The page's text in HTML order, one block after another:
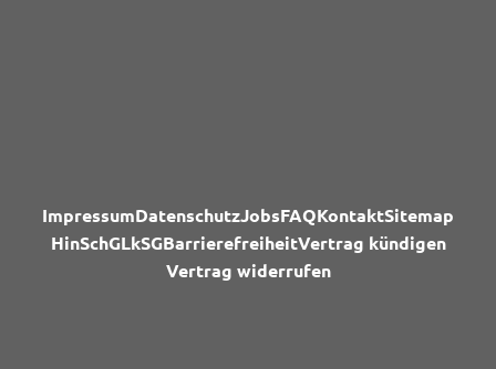
ImpressumDatenschutzJobsFAQKontaktSitemap
HinSchGLkSGBarrierefreiheitVertrag kündigen
Vertrag widerrufen